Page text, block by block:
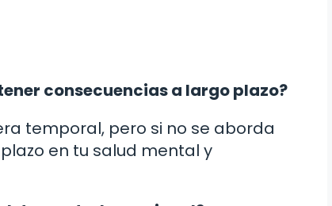
consecuencias a largo plazo?
temporal, pero si no se aborda
en tu salud mental y